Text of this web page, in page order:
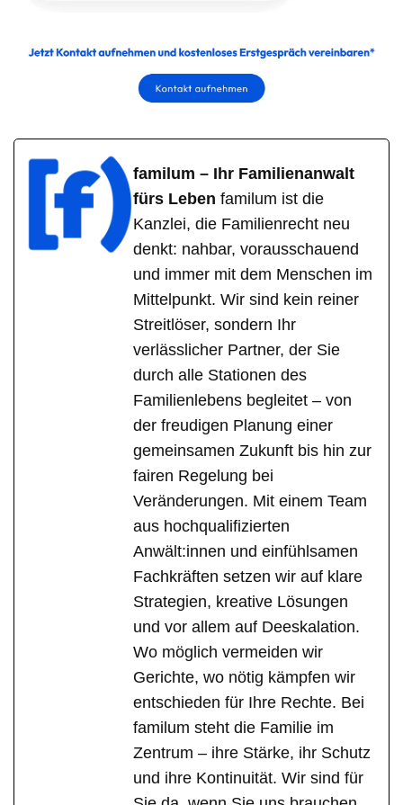
familum – Ihr Familienanwalt
fürs Leben familum ist die
Kanzlei, die Familienrecht neu
denkt: nahbar, vorausschauend
und immer mit dem Menschen im
Mittelpunkt. Wir sind kein reiner
Streitlöser, sondern Ihr
verlässlicher Partner, der Sie
durch alle Stationen des
Familienlebens begleitet – von
der freudigen Planung einer
gemeinsamen Zukunft bis hin zur
fairen Regelung bei
Veränderungen. Mit einem Team
aus hochqualifizierten
Anwält:innen und einfühlsamen
Fachkräften setzen wir auf klare
Strategien, kreative Lösungen
und vor allem auf Deeskalation.
Wo möglich vermeiden wir
Gerichte, wo nötig kämpfen wir
entschieden für Ihre Rechte. Bei
familum steht die Familie im
Zentrum – ihre Stärke, ihr Schutz
und ihre Kontinuität. Wir sind für